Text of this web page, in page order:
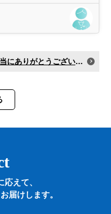
にありがとうございました！
えて、
届けします。